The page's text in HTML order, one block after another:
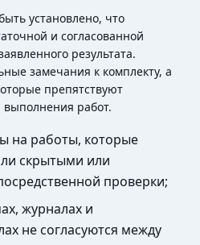
установлено, что
и согласованной
результата.
замечания к комплекту, а
препятствуют
выполнения работ.
на работы, которые
скрытыми или
проверки;
журналах и
не согласуются между